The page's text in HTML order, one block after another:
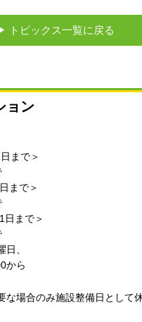
トピックス一覧に戻る
ョン
まで＞
まで＞
日まで＞
、
から
な場合のみ施設整備日として